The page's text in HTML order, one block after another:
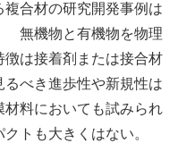
合材の研究開発事例は
無機物と有機物を物理
は接着剤または接合材
べき進歩性や新規性は
料においても試みられ
トも大きくはない。